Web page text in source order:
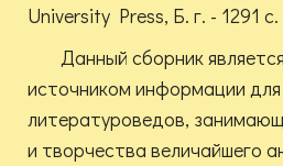
University Press, Б. г. - 1291 с.
Данный сборник
источником информации для
литературоведов,
и творчества величайшего